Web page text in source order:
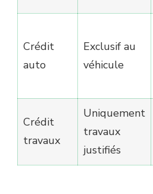
Crédit
auto
Exclusif au
véhicule
Crédit
travaux
Uniquement
travaux
justifiés